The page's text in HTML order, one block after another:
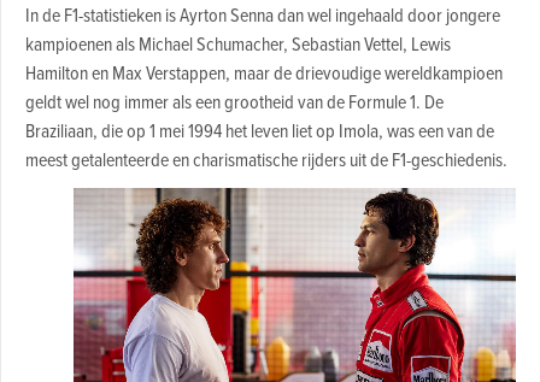
In de F1-statistieken is Ayrton Senna dan wel ingehaald door jongere
kampioenen als Michael Schumacher, Sebastian Vettel, Lewis
Hamilton en Max Verstappen, maar de drievoudige wereldkampioen
geldt wel nog immer als een grootheid van de Formule 1. De
Braziliaan, die op 1 mei 1994 het leven liet op Imola, was een van de
meest getalenteerde en charismatische rijders uit de F1-geschiedenis.